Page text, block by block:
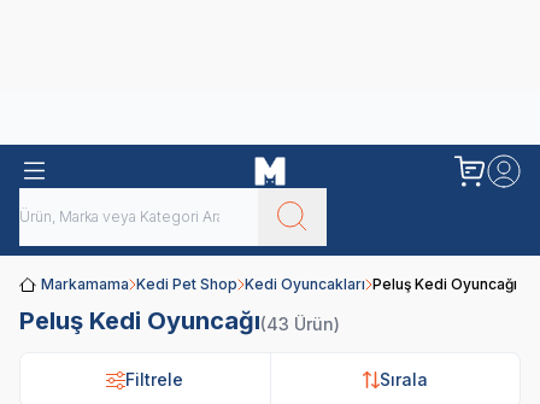
Markamama Kedi Pet Shop Kedi Oyuncakları Peluş Kedi Oyuncağı
Peluş Kedi Oyuncağı(43 Ürün)
Filtrele Sırala
Filtrele Sırala